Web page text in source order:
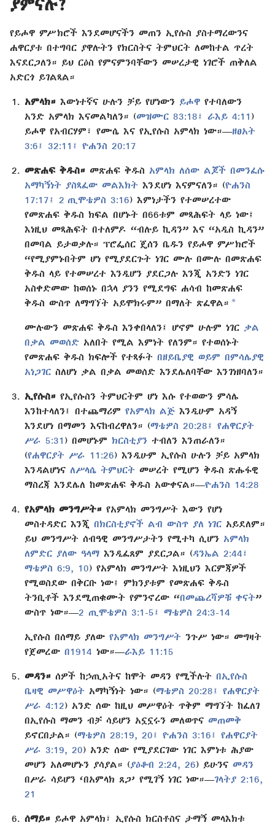
ያምናሉ?
የይሖዋ ምሥክሮች እንደመሆናችን መጠን ኢየሱስ ያስተማረውንና
ሐዋርያቱ በተግባር ያዋሉትን የክርስትና ትምህርት ለመከተል ጥረት
እናደርጋለን። ይህ ርዕስ የምናምንባቸውን መሠረታዊ ነገሮች ጠቅለል
አድርጎ ይገልጻል።
አምላክ። እውነተኛና ሁሉን ቻይ የሆነውን ይሖዋ የተባለውን
አንድ አምላክ እናመልካለን። (መዝሙር 83:18፤ ራእይ 4:11 )
ይሖዋ የአብርሃም፣ የሙሴ እና የኢየሱስ አምላክ ነው።—ዘፀአት
3:6፤
32:11፤ ዮሐንስ 20:17
መጽሐፍ ቅዱስ። መጽሐፍ ቅዱስ አምላክ ለሰው ልጆች በመንፈሱ
አማካኝነት ያስጻፈው መልእክት እንደሆነ እናምናለን። (ዮሐንስ
17:17፤
2 ጢሞቴዎስ 3:16) እምነታችን የተመሠረተው
የመጽሐፍ ቅዱስ ክፍል በሆኑት በ66ቱም መጻሕፍት ላይ ነው፤
እነዚህ መጻሕፍት በተለምዶ “ብሉይ ኪዳን” እና “አዲስ ኪዳን”
በመባል ይታወቃሉ። ፕሮፌሰር ጄሰን ቤዱን የይሖዋ ምሥክሮች
“የሚያምኑበትም ሆነ የሚያደርጉት ነገር ሙሉ በሙሉ በመጽሐፍ
ቅዱስ ላይ የተመሠረተ እንዲሆን ያደርጋሉ እንጂ አንድን ነገር
አስቀድመው ከወሰኑ በኋላ ያንን የሚደግፍ ሐሳብ ከመጽሐፍ
ቅዱስ ውስጥ ለማግኘት አይሞክሩም” በማለት ጽፈዋል። a
ሙሉውን መጽሐፍ ቅዱስ እንቀበላለን፤ ሆኖም ሁሉም ነገር
ቃል
በቃል መወሰድ አለበት የሚል እምነት የለንም። የተወሰኑት
የመጽሐፍ ቅዱስ ክፍሎች የተጻፉት በዘይቤያዊ ወይም በምሳሌያዊ
አነጋገር ስለሆነ ቃል በቃል መወሰድ እንደሌለባቸው እንገነዘባለን።
ኢየሱስ። የኢየሱስን ትምህርትም ሆነ እሱ የተወውን ምሳሌ
እንከተላለን፤ በተጨማሪም የአምላክ ልጅ እንዲሁም አዳኝ
እንደሆነ በማመን እናከብረዋለን። (ማቴዎስ 20:28፤
የሐዋርያት
ሥራ 5:31 ) በመሆኑም ክርስቲያን ተብለን እንጠራለን።
(የሐዋርያት ሥራ 11:26) እንዲሁም ኢየሱስ ሁሉን ቻይ አምላክ
እንዳልሆነና ለሥላሴ ትምህርት መሠረት የሚሆን ቅዱስ ጽሑፋዊ
ማስረጃ እንደሌለ ከመጽሐፍ ቅዱስ አውቀናል።—ዮሐንስ 14:28
የአምላክ መንግሥት። የአምላክ መንግሥት እውን የሆነ
መስተዳድር እንጂ በክርስቲያኖች ልብ ውስጥ ያለ ነገር አይደለም።
ይህ መንግሥት ሰብዓዊ መንግሥታትን የሚተካ ሲሆን አምላክ
ለምድር ያለው ዓላማ እንዲፈጸም ያደርጋል። (ዳንኤል 2:44፤
ማቴዎስ 6:9, 10) የአምላክ መንግሥት እነዚህን እርምጃዎች
የሚወስደው በቅርቡ ነው፤ ምክንያቱም የመጽሐፍ ቅዱስ
ትንቢቶች እንደሚጠቁሙት የምንኖረው “በመጨረሻዎቹ ቀናት”
ውስጥ ነው።—2 ጢሞቴዎስ 3:1-5፤ ማቴዎስ 24:3-14
ኢየሱስ በሰማይ ያለው የአምላክ መንግሥት ንጉሥ ነው። መግዛት
የጀመረው በ1914 ነው።—ራእይ 11:15
መዳን። ሰዎች ከኃጢአትና ከሞት መዳን የሚችሉት በኢየሱስ
ቤዛዊ መሥዋዕት አማካኝነት ነው። (ማቴዎስ 20:28፤
የሐዋርያት
ሥራ 4:12) አንድ ሰው ከዚህ መሥዋዕት ጥቅም ማግኘት ከፈለገ
በኢየሱስ ማመን ብቻ ሳይሆን አኗኗሩን መለወጥና መጠመቅ
ይኖርበታል። (ማቴዎስ 28:19, 20፤ ዮሐንስ 3:16፤
የሐዋርያት
ሥራ 3:19, 20) አንድ ሰው የሚያደርገው ነገር እምነቱ ሕያው
መሆን አለመሆኑን ያሳያል። (ያዕቆብ 2:24, 26) ይሁንና መዳን
በሥራ ሳይሆን ‘በአምላክ ጸጋ’ የሚገኝ ነገር ነው።—ገላትያ 2:16,
21
ሰማይ። ይሖዋ አምላክ፣ ኢየሱስ ክርስቶስና ታማኝ መላእክቱ